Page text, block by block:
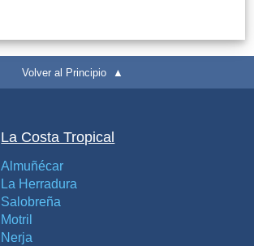
Volver al Principio ▲
La Costa Tropical
Almuñécar
La Herradura
Salobreña
Motril
Nerja